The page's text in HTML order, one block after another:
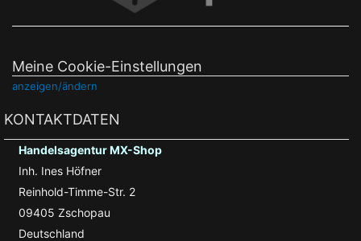
Meine Cookie-Einstellungen
anzeigen/ändern
KONTAKTDATEN
Handelsagentur MX-Shop
Inh. Ines Höfner
Reinhold-Timme-Str. 2
09405 Zschopau
Deutschland